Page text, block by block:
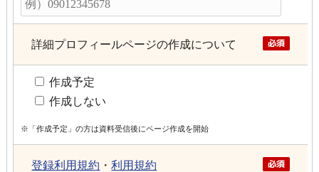
詳細プロフィールページの作成について
作成予定
作成しない
※「作成予定」の方は資料受信後にページ作成を開始
登録利用規約 ・利用規約